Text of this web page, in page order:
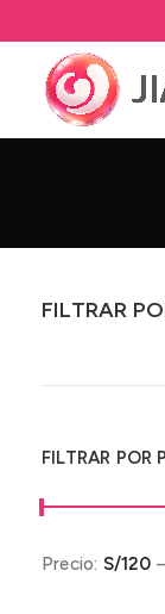
FILTRAR
FILTRAR POR
Precio mínimo
Precio máximo
Precio: S/120